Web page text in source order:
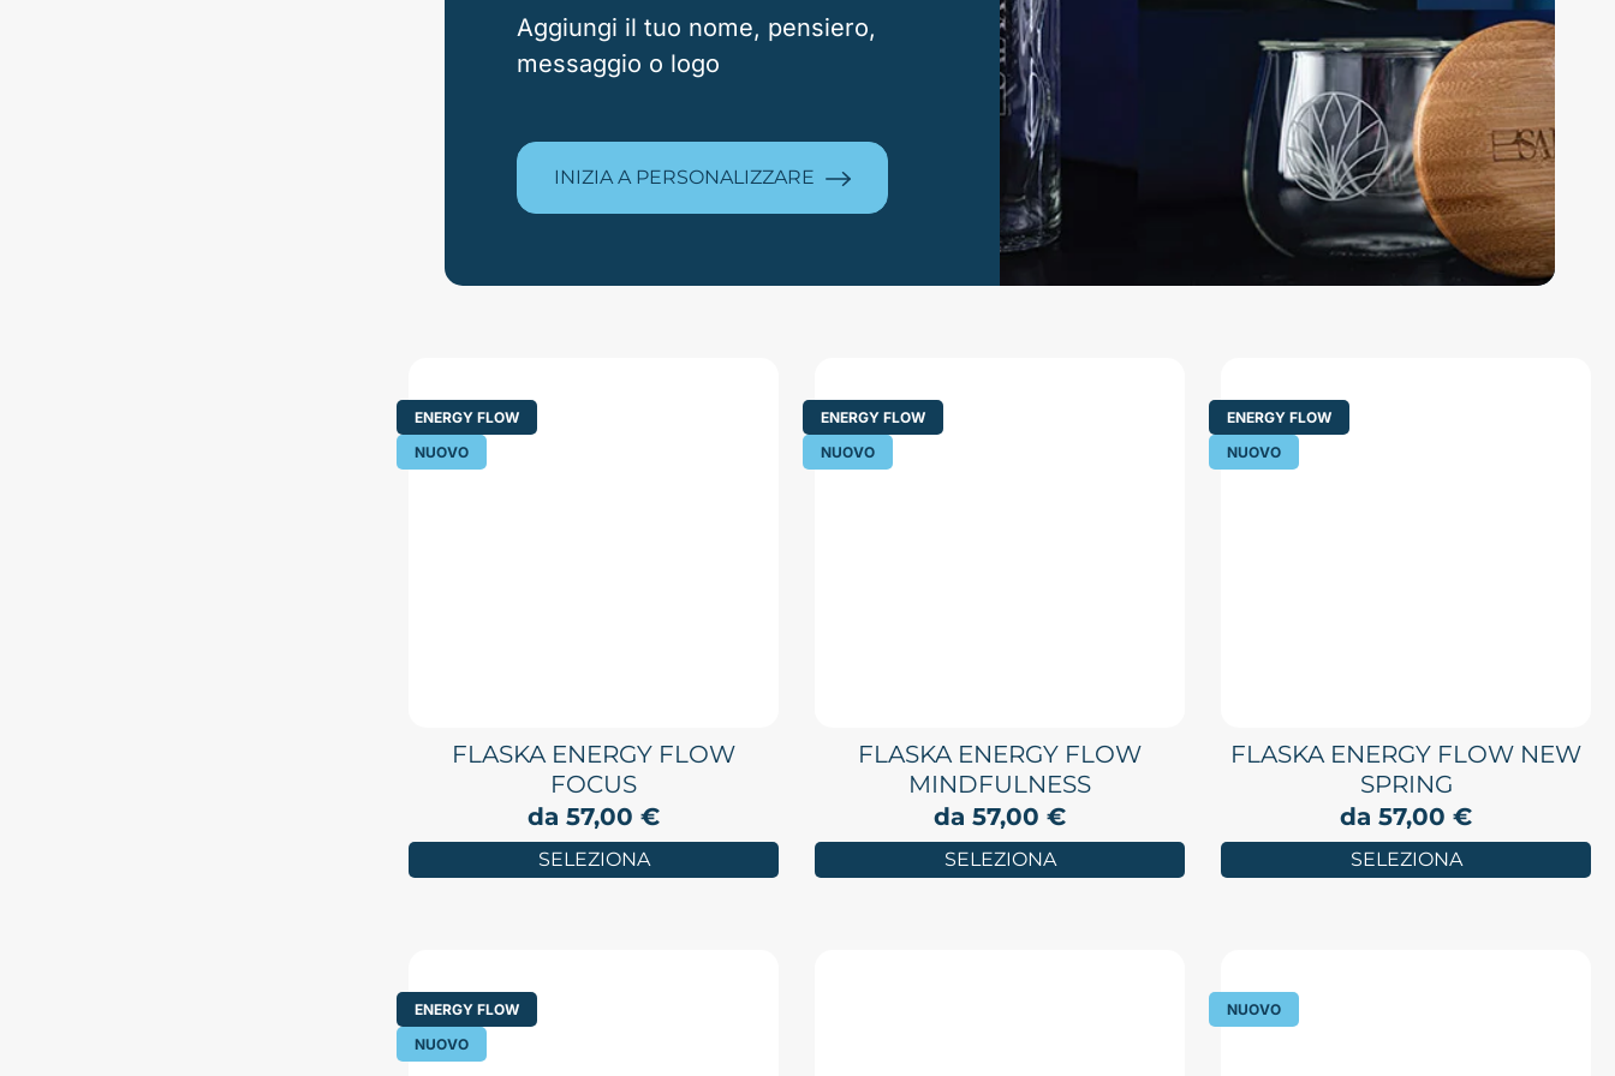
Aggiungi il tuo nome, pensiero,
messaggio o logo
INIZIA A PERSONALIZZARE
ENERGY FLOW
NUOVO
FLASKA ENERGY FLOW
FOCUS
da 57,00 €
SELEZIONA
ENERGY FLOW
NUOVO
FLASKA ENERGY FLOW
MINDFULNESS
da 57,00 €
SELEZIONA
ENERGY FLOW
NUOVO
FLASKA ENERGY FLOW NEW
SPRING
da 57,00 €
SELEZIONA
ENERGY FLOW
NUOVO
NUOVO